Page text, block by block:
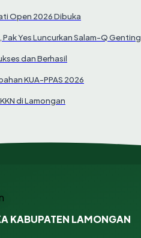
Open 2026 Dibuka
Pak Yes Luncurkan Salam-Q Genting
dan Berhasil
KUA-PPAS 2026
di Lamongan
KABUPATEN LAMONGAN